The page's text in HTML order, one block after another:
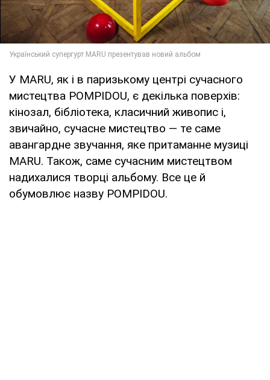
У MARU, як і в паризькому центрі сучасного
мистецтва POMPIDOU, є декілька поверхів:
кінозал, бібліотека, класичний живопис і,
звичайно, сучасне мистецтво — те саме
авангардне звучання, яке притаманне музиці
MARU. Також, саме сучасним мистецтвом
надихалися творці альбому. Все це й
обумовлює назву POMPIDOU.